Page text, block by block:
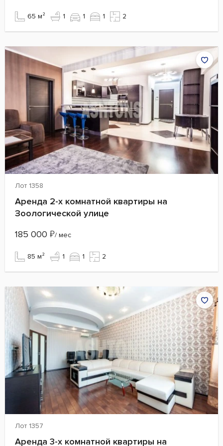
65 м² 1 1 1 2
Лот 1358
Аренда 2-х комнатной квартиры на
Зоологической улице
185 000 ₽/ мес
85 м² 1 1 2
Лот 1357
Аренда 3-х комнатной квартиры на